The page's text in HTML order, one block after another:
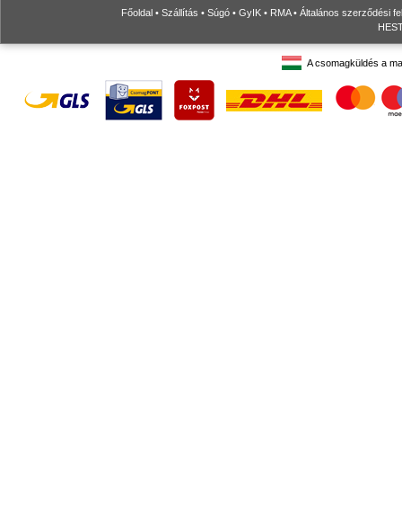
Főoldal • Szállítás • Súgó • GyIK • RMA• Általános szerződési
A csomagküldés a